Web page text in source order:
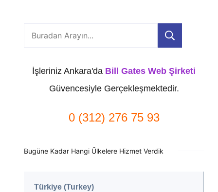
İşleriniz Ankara'da Bill Gates Web Şirketi
Güvencesiyle Gerçekleşmektedir.
0 (312) 276 75 93
Bugüne Kadar Hangi Ülkelere Hizmet Verdik
Türkiye (Turkey)